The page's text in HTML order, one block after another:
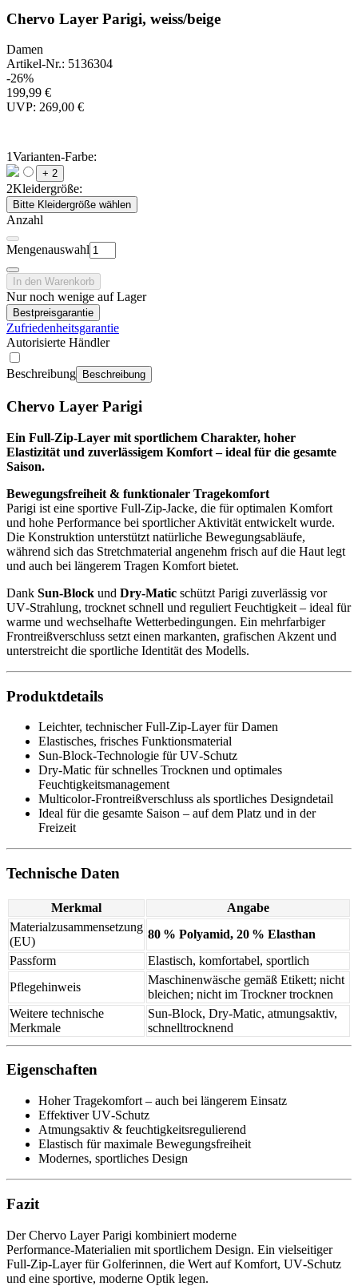
Chervo Layer Parigi, weiss/beige
Damen
Artikel-Nr.: 5136304
-26%
199,99 €
UVP: 269,00 €
1Varianten-Farbe:
+ 2
2Kleidergröße:
Bitte Kleidergröße wählen
Anzahl
Mengenauswahl
In den Warenkorb
Nur noch wenige auf Lager
Bestpreisgarantie
Zufriedenheitsgarantie
Autorisierte Händler
Beschreibung Beschreibung
Chervo Layer Parigi
Ein Full‑Zip‑Layer mit sportlichem Charakter, hoher
Elastizität und zuverlässigem Komfort – ideal für die gesamte
Saison.
Bewegungsfreiheit & funktionaler Tragekomfort
Parigi ist eine sportive Full‑Zip‑Jacke, die für optimalen Komfort
und hohe Performance bei sportlicher Aktivität entwickelt wurde.
Die Konstruktion unterstützt natürliche Bewegungsabläufe,
während sich das Stretchmaterial angenehm frisch auf die Haut legt
und auch bei längerem Tragen Komfort bietet.
Dank Sun‑Block und Dry‑Matic schützt Parigi zuverlässig vor
UV‑Strahlung, trocknet schnell und reguliert Feuchtigkeit – ideal für
warme und wechselhafte Wetterbedingungen. Ein mehrfarbiger
Frontreißverschluss setzt einen markanten, grafischen Akzent und
unterstreicht die sportliche Identität des Modells.
Produktdetails
Leichter, technischer Full‑Zip‑Layer für Damen
Elastisches, frisches Funktionsmaterial
Sun‑Block‑Technologie für UV‑Schutz
Dry‑Matic für schnelles Trocknen und optimales
Feuchtigkeitsmanagement
Multicolor‑Frontreißverschluss als sportliches Designdetail
Ideal für die gesamte Saison – auf dem Platz und in der
Freizeit
Technische Daten
Merkmal
Angabe
Materialzusammensetzung
(EU)
80 % Polyamid, 20 % Elasthan
Passform
Elastisch, komfortabel, sportlich
Pflegehinweis
Maschinenwäsche gemäß Etikett; nicht
bleichen; nicht im Trockner trocknen
Weitere technische
Merkmale
Sun‑Block, Dry‑Matic, atmungsaktiv,
schnelltrocknend
Eigenschaften
Hoher Tragekomfort – auch bei längerem Einsatz
Effektiver UV‑Schutz
Atmungsaktiv & feuchtigkeitsregulierend
Elastisch für maximale Bewegungsfreiheit
Modernes, sportliches Design
Fazit
Der Chervo Layer Parigi kombiniert moderne
Performance‑Materialien mit sportlichem Design. Ein vielseitiger
Full‑Zip‑Layer für Golferinnen, die Wert auf Komfort, UV‑Schutz
und eine sportive, moderne Optik legen.